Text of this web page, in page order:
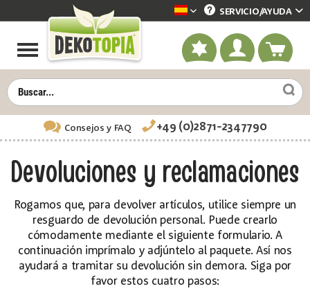
Dekotopia spanisch
SERVICIO/AYUDA
Consejos y FAQ +49 (0)2871-2347790
Devoluciones y reclamaciones
Rogamos que, para devolver artículos, utilice siempre un
resguardo de devolución personal. Puede crearlo
cómodamente mediante el siguiente formulario. A
continuación imprímalo y adjúntelo al paquete. Así nos
ayudará a tramitar su devolución sin demora. Siga por
favor estos cuatro pasos: